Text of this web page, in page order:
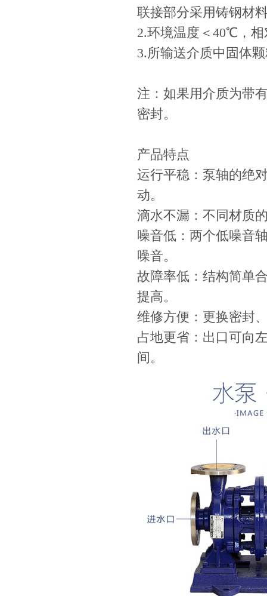
联接部分采用铸钢材
2.环境温度＜40℃，相
3.所输送介质中固体
注：如果用介质为带
密封。
产品特点
运行平稳：泵轴的绝
动。
滴水不漏：不同材质
噪音低：两个低噪音
噪音。
故障率低：结构简单
提高。
维修方便：更换密封
占地更省：出口可向
间。